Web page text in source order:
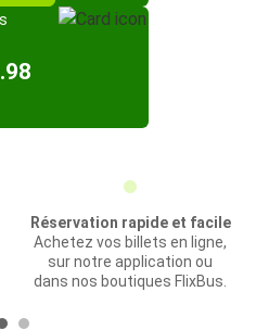
Réservation rapide et facile
Achetez vos billets en ligne,
sur notre application ou
dans nos boutiques FlixBus.